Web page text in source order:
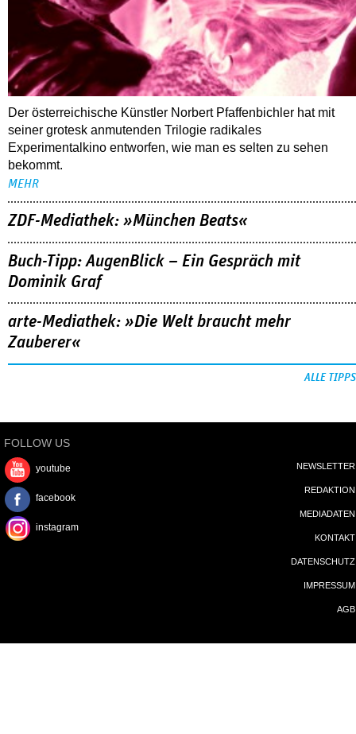
Der österreichische Künstler Norbert Pfaffenbichler hat mit
seiner grotesk anmutenden Trilogie radikales
Experimentalkino entworfen, wie man es selten zu sehen
bekommt.
MEHR
ZDF-Mediathek: »München Beats«
Buch-Tipp: AugenBlick – Ein Gespräch mit
Dominik Graf
arte-Mediathek: »Die Welt braucht mehr
Zauberer«
ALLE TIPPS
FOLLOW US
youtube
facebook
instagram
NEWSLETTER
REDAKTION
MEDIADATEN
KONTAKT
DATENSCHUTZ
IMPRESSUM
AGB